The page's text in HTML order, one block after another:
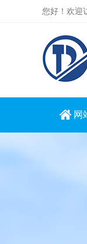
您好！欢迎
网